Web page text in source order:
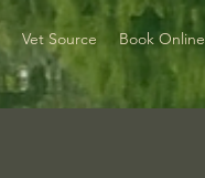
Vet Source Book Online